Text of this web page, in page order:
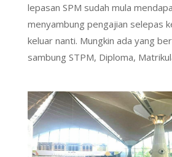
lepasan SPM sudah mula
menyambung pengajian selepas
keluar nanti. Mungkin ada yang
sambung STPM, Diploma,